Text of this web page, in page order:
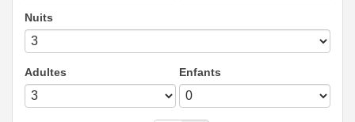
Nuits
Adultes Enfants